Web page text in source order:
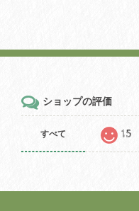
ショップの評価
すべて 15